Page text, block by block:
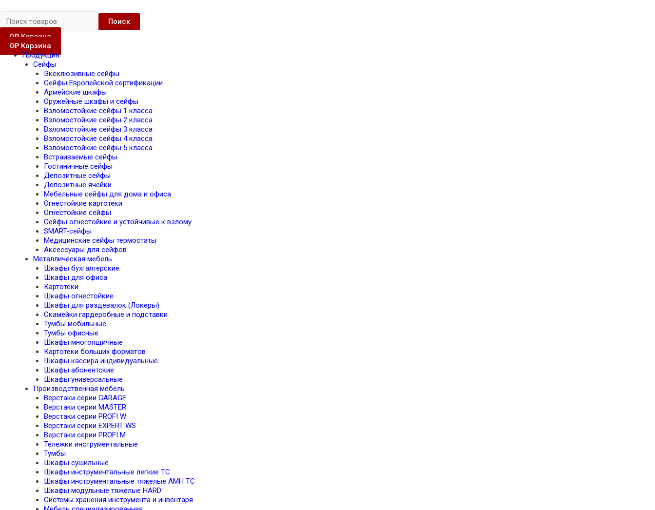
Поиск
0₽ Корзина
0₽ Корзина
Продукция
Сейфы
Эксклюзивные сейфы
Сейфы Европейской сертификации
Армейские шкафы
Оружейные шкафы и сейфы
Взломостойкие сейфы 1 класса
Взломостойкие сейфы 2 класса
Взломостойкие сейфы 3 класса
Взломостойкие сейфы 4 класса
Взломостойкие сейфы 5 класса
Встраиваемые сейфы
Гостиничные сейфы
Депозитные сейфы
Депозитные ячейки
Мебельные сейфы для дома и офиса
Огнестойкие картотеки
Огнестойкие сейфы
Сейфы огнестойкие и устойчивые к взлому
SMART-сейфы
Медицинские сейфы термостаты
Аксессуары для сейфов
Металлическая мебель
Шкафы бухгалтерские
Шкафы для офиса
Картотеки
Шкафы огнестойкие
Шкафы для раздевалок (Локеры)
Скамейки гардеробные и подставки
Тумбы мобильные
Тумбы офисные
Шкафы многоящичные
Картотеки больших форматов
Шкафы кассира индивидуальные
Шкафы абонентские
Шкафы универсальные
Производственная мебель
Верстаки серии GARAGE
Верстаки серии MASTER
Верстаки серии PROFI W
Верстаки серии EXPERT WS
Верстаки серии PROFI M
Тележки инструментальные
Тумбы
Шкафы сушильные
Шкафы инструментальные легкие TC
Шкафы инструментальные тяжелые AMH TC
Шкафы модульные тяжелые HARD
Системы хранения инструмента и инвентаря